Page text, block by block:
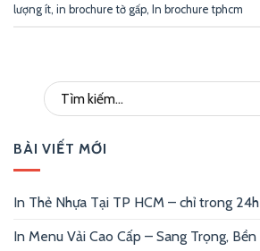
lượng ít, in brochure tờ gấp, In brochure tphcm
BÀI VIẾT MỚI
In Thẻ Nhựa Tại TP HCM – chỉ trong 24h
In Menu Vải Cao Cấp – Sang Trọng, Bền